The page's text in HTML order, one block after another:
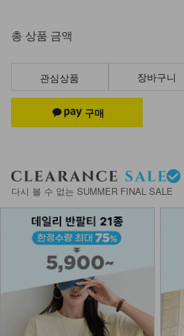
DM61-C-01/피셔 포미 캡모자_HR
NKA53-A-1/글림 실버볼 팔찌_DY
13,900
NKA52-AI-1/모던 라인 포인트 반지
_HJ
총 상품 금액
관심상품 장바구니
다시 볼 수 없는 SUMMER FINAL SALE